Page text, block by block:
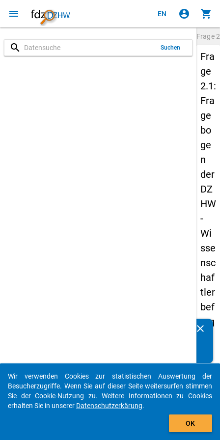
menu EN account_circle shopping_cart
search Suchen
Frage
Fra
ge
2.1:
Fra
ge
bo
ge
n
der
DZ
HW
-
Wi
sse
nsc
haf
tler
bef
rag
20
16
2.1
clear
auto_stories
add_shopping_cart
Wir verwenden Cookies zur statistischen Auswertung der
Besucherzugriffe. Wenn Sie auf dieser Seite weitersurfen stimmen
Sie der Cookie-Nutzung zu. Weitere Informationen zu Cookies
erhalten Sie in unserer Datenschutzerkärung.
OK